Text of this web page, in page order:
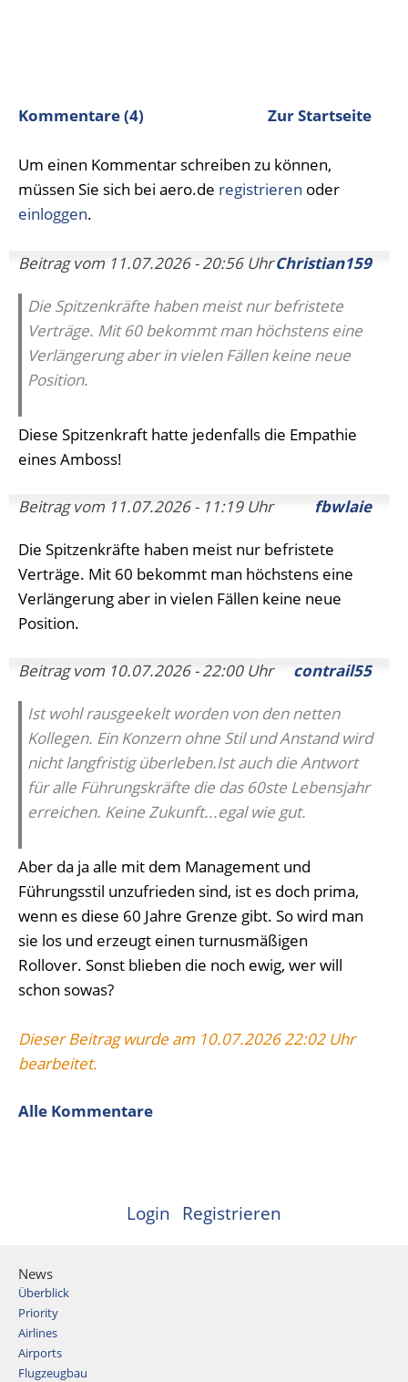
Kommentare (4) Zur Startseite
Um einen Kommentar schreiben zu können,
müssen Sie sich bei aero.de registrieren oder
einloggen.
Beitrag vom 11.07.2026 - 20:56 UhrChristian159
Die Spitzenkräfte haben meist nur befristete
Verträge. Mit 60 bekommt man höchstens eine
Verlängerung aber in vielen Fällen keine neue
Position.
Diese Spitzenkraft hatte jedenfalls die Empathie
eines Amboss!
Beitrag vom 11.07.2026 - 11:19 Uhr fbwlaie
Die Spitzenkräfte haben meist nur befristete
Verträge. Mit 60 bekommt man höchstens eine
Verlängerung aber in vielen Fällen keine neue
Position.
Beitrag vom 10.07.2026 - 22:00 Uhr contrail55
Ist wohl rausgeekelt worden von den netten
Kollegen. Ein Konzern ohne Stil und Anstand wird
nicht langfristig überleben.Ist auch die Antwort
für alle Führungskräfte die das 60ste Lebensjahr
erreichen. Keine Zukunft...egal wie gut.
Aber da ja alle mit dem Management und
Führungsstil unzufrieden sind, ist es doch prima,
wenn es diese 60 Jahre Grenze gibt. So wird man
sie los und erzeugt einen turnusmäßigen
Rollover. Sonst blieben die noch ewig, wer will
schon sowas?
Dieser Beitrag wurde am 10.07.2026 22:02 Uhr
bearbeitet.
Alle Kommentare
Login Registrieren
News
Überblick
Priority
Airlines
Airports
Flugzeugbau